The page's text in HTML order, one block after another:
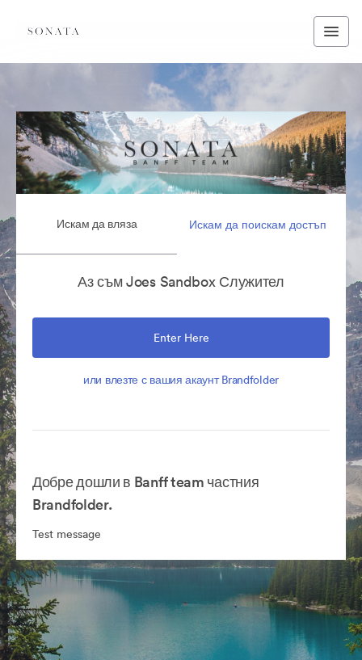
Искам да вляза Искам да поискам достъп
Аз съм Joes Sandbox Служител
Enter Here
или влезте с вашия акаунт Brandfolder
Добре дошли в Banff team частния
Brandfolder.
Test message